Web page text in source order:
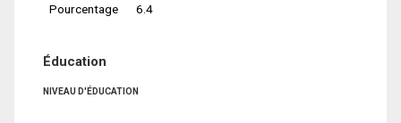
Pourcentage
6.4
Éducation
NIVEAU D'ÉDUCATION